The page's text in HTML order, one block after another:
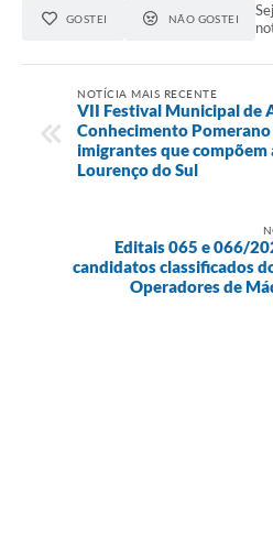
GOSTEI NÃO GOSTEI
NOTÍCIA MAIS RECENTE
VII Festival Municipal de
Conhecimento
imigrantes que compõem
Lourenço do Sul
Editais 065 e 066/
candidatos classificados
Operadores de